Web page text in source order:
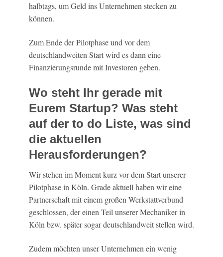
halbtags, um Geld ins Unternehmen stecken zu
können.
Zum Ende der Pilotphase und vor dem
deutschlandweiten Start wird es dann eine
Finanzierungsrunde mit Investoren geben.
Wo steht Ihr gerade mit
Eurem Startup? Was steht
auf der to do Liste, was sind
die aktuellen
Herausforderungen?
Wir stehen im Moment kurz vor dem Start unserer
Pilotphase in Köln. Grade aktuell haben wir eine
Partnerschaft mit einem großen Werkstattverbund
geschlossen, der einen Teil unserer Mechaniker in
Köln bzw. später sogar deutschlandweit stellen wird.
Zudem möchten unser Unternehmen ein wenig